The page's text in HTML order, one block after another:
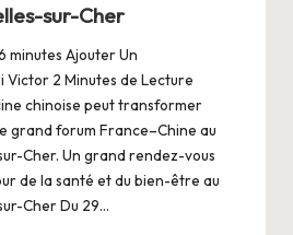
sur-Cher
minutes Ajouter Un
Victor 2 Minutes de Lecture
chinoise peut transformer
grand forum France–Chine au
Cher. Un grand rendez-vous
de la santé et du bien-être au
Cher Du 29…